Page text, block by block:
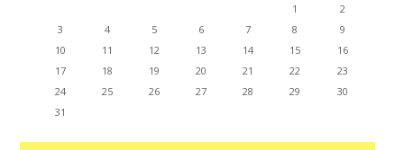
1
2
3
4 5 6 7 8
9
10
11 12 13 14 15
16
17
18 19 20 21 22
23
24
25 26 27 28 29
30
31